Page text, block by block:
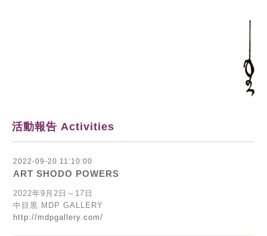
活動報告 Activities
2022-09-20 11:10:00
ART SHODO POWERS
2022年9月2日～17日
中目黒 MDP GALLERY
http://mdpgallery.com/